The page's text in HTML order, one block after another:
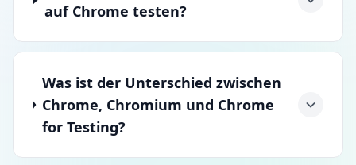
auf Chrome testen?
Was ist der Unterschied zwischen
Chrome, Chromium und Chrome
for Testing?